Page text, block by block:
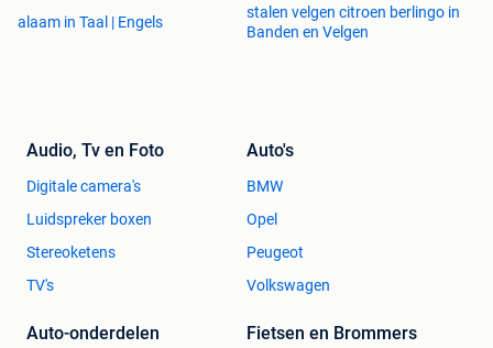
alaam in Taal | Engels
stalen velgen citroen berlingo in
Banden en Velgen
Audio, Tv en Foto
Digitale camera's
Luidspreker boxen
Stereoketens
TV's
Auto's
BMW
Opel
Peugeot
Volkswagen
Auto-onderdelen Fietsen en Brommers